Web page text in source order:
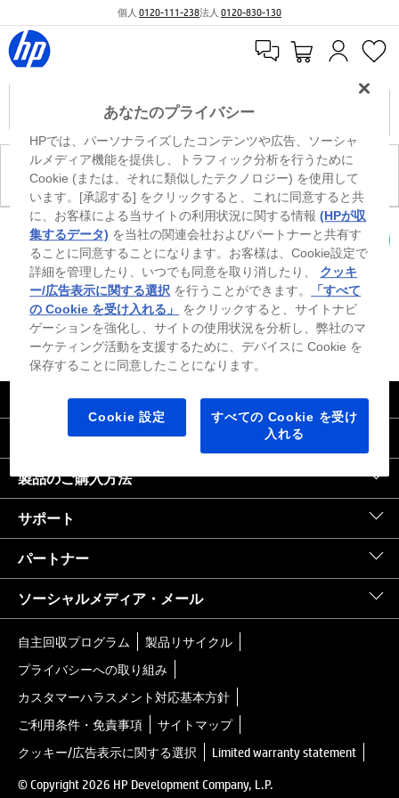
個人 0120-111-238法人 0120-830-130
現在、このカテゴリには商品がありません。
カートを確認
※ Windowsのすべてのエディションまたはバージョンで、すべての機能を使用でき
るわけではありません。Windowsの機能を最大限に活用するには、システムのハ
ードウェア、ドライバー、ソフトウェアのアップグレードおよび/または別途購
入、あるいはBIOSのアップデートが必要になる場合があります。Windowsは自動
的にアップデートされ、有効になります。高速インターネットとMicrosoftアカウ
ントが必要になります。ISPの料金が適用され、今後アップデートの際に要件が追
加される場合があります。http://www.windows.com 外部リンクアイコンをご覧く
ださい。
｜United States HP.com
会社情報
製品のご購入方法
サポート
パートナー
ソーシャルメディア・メール
自主回収プログラム
製品リサイクル
プライバシーへの取り組み
カスタマーハラスメント対応基本方針
ご利用条件・免責事項
サイトマップ
クッキー/広告表示に関する選択
Limited warranty statement
© Copyright 2026 HP Development Company, L.P.
あなたのプライバシー
HPでは、パーソナライズしたコンテンツや広告、ソーシャ
ルメディア機能を提供し、トラフィック分析を行うために
Cookie (または、それに類似したテクノロジー) を使用して
います。[承認する] をクリックすると、これに同意すると共
に、お客様による当サイトの利用状況に関する情報(HPが収
集するデータ) を当社の関連会社およびパートナーと共有す
ることに同意することになります。お客様は、Cookie設定で
詳細を管理したり、いつでも同意を取り消したり、 クッキ
ー/広告表示に関する選択 を行うことができます。
「すべて
の Cookie を受け入れる」
をクリックすると、サイトナビ
ゲーションを強化し、サイトの使用状況を分析し、弊社のマ
ーケティング活動を支援するために、デバイスに Cookie を
保存することに同意したことになります。
Cookie 設定
すべての Cookie を受け
入れる